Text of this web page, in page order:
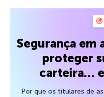
Segurança em
proteger
carteira…
Por que os titulares de